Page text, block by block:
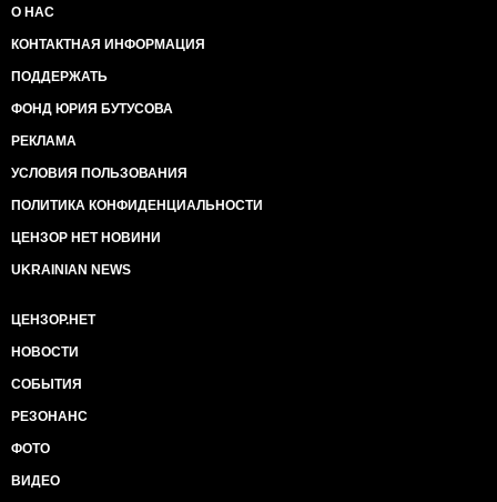
О НАС
КОНТАКТНАЯ ИНФОРМАЦИЯ
ПОДДЕРЖАТЬ
ФОНД ЮРИЯ БУТУСОВА
РЕКЛАМА
УСЛОВИЯ ПОЛЬЗОВАНИЯ
ПОЛИТИКА КОНФИДЕНЦИАЛЬНОСТИ
ЦЕНЗОР НЕТ НОВИНИ
UKRAINIAN NEWS
ЦЕНЗОР.НЕТ
НОВОСТИ
СОБЫТИЯ
РЕЗОНАНС
ФОТО
ВИДЕО